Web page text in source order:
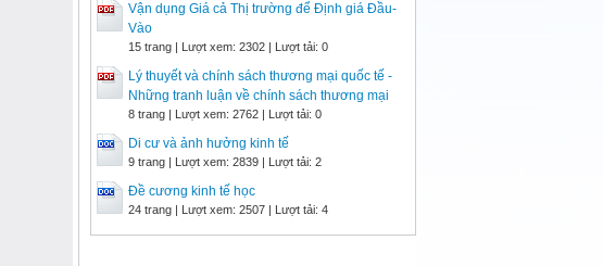
Vận dụng Giá cả Thị trường để Định giá Đầu-
Vào
15 trang | Lượt xem: 2302 | Lượt tải: 0
Lý thuyết và chính sách thương mại quốc tế -
Những tranh luận về chính sách thương mại
8 trang | Lượt xem: 2762 | Lượt tải: 0
Di cư và ảnh hưởng kinh tế
9 trang | Lượt xem: 2839 | Lượt tải: 2
Đề cương kinh tế học
24 trang | Lượt xem: 2507 | Lượt tải: 4